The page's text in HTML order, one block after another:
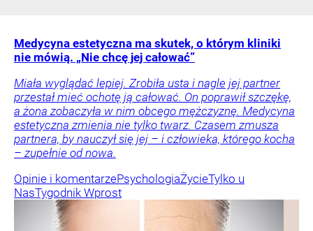
Medycyna estetyczna ma skutek, o którym kliniki
nie mówią. „Nie chcę jej całować”
Miała wyglądać lepiej. Zrobiła usta i nagle jej partner
przestał mieć ochotę ją całować. On poprawił szczękę,
a żona zobaczyła w nim obcego mężczyznę. Medycyna
estetyczna zmienia nie tylko twarz. Czasem zmusza
partnera, by nauczył się jej – i człowieka, którego kocha
– zupełnie od nowa.
Opinie i komentarzePsychologiaŻycieTylko u
NasTygodnik Wprost